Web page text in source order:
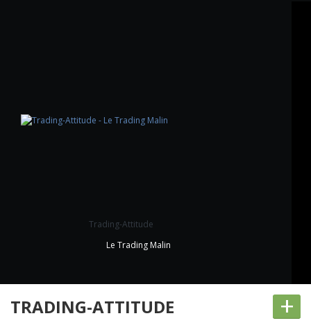
Trading-Attitude
Le Trading Malin
TRADING-ATTITUDE +